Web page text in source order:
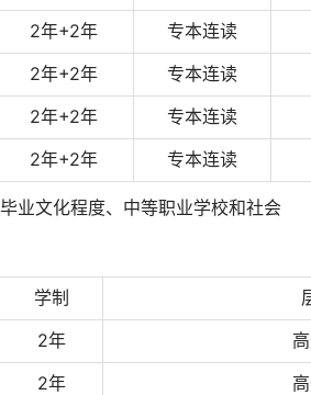
2年+2年 专本连读
2年+2年 专本连读
2年+2年 专本连读
2年+2年 专本连读
业文化程度、中等职业学校和社会
学制
2年
2年